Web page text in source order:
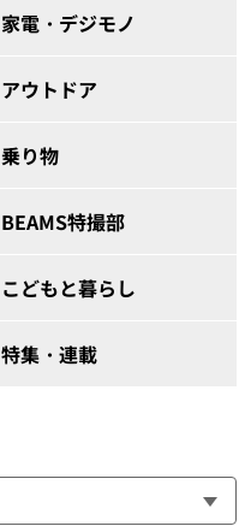
家電・デジモノ
アウトドア
乗り物
BEAMS特撮部
こどもと暮らし
特集・連載